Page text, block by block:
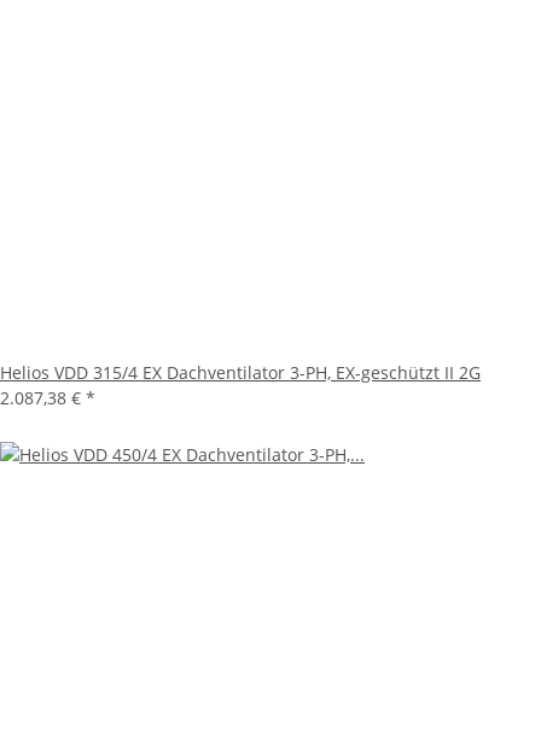
Helios VDD 315/4 EX Dachventilator 3-PH, EX-geschützt II 2G
2.087,38 € *